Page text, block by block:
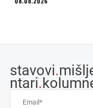
stavovi.
ntari.